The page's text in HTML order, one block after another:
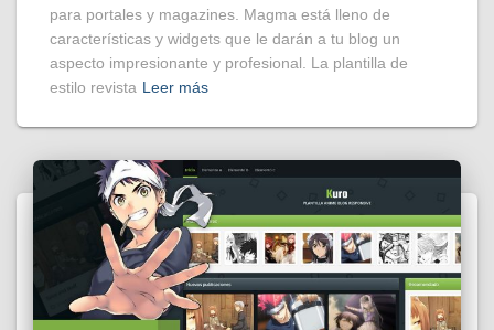
para portales y magazines. Magma está lleno de
características y widgets que le darán a tu blog un
aspecto impresionante y profesional. La plantilla de
estilo revista Leer más